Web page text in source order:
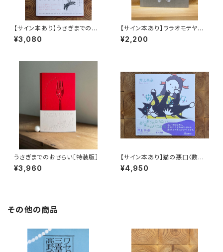
【サイン本あり】うさぎまでのお
さらい［通常版］
¥3,080
【サイン本あり】ウラオモテヤマ
ネコ
¥2,200
うさぎまでのおさらい［特装版］
¥3,960
【サイン本あり】猫の悪口〈数量
限定・オリジナルトート付き〉
¥4,950
その他の商品